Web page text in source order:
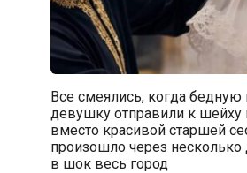
Все смеялись, когда
девушку отправили к шейху
вместо красивой старшей
произошло через несколько
в шок весь город